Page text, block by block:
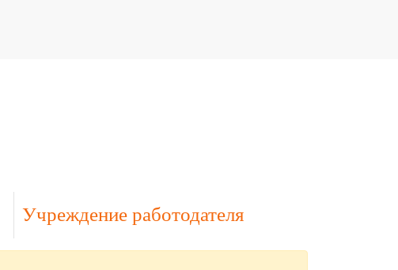
Учреждение работодателя